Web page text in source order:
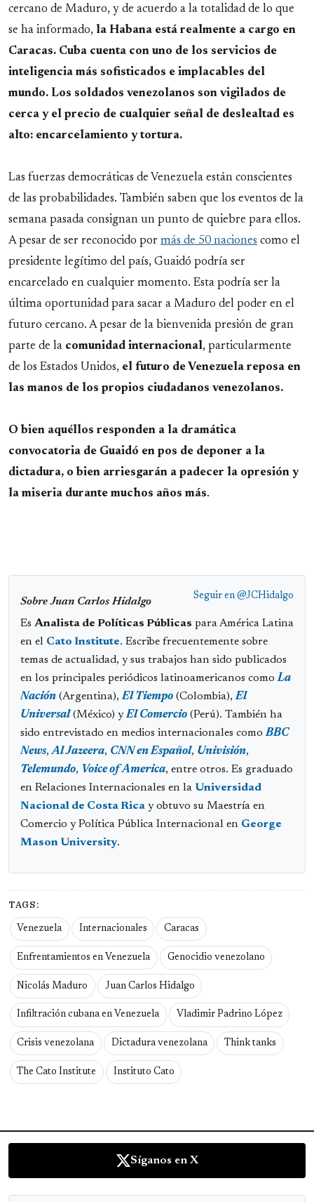
cercano de Maduro, y de acuerdo a la totalidad de lo que
se ha informado, la Habana está realmente a cargo en
Caracas. Cuba cuenta con uno de los servicios de
inteligencia más sofisticados e implacables del
mundo. Los soldados venezolanos son vigilados de
cerca y el precio de cualquier señal de deslealtad es
alto: encarcelamiento y tortura.
Las fuerzas democráticas de Venezuela están conscientes
de las probabilidades. También saben que los eventos de la
semana pasada consignan un punto de quiebre para ellos.
A pesar de ser reconocido por más de 50 naciones como el
presidente legítimo del país, Guaidó podría ser
encarcelado en cualquier momento. Esta podría ser la
última oportunidad para sacar a Maduro del poder en el
futuro cercano. A pesar de la bienvenida presión de gran
parte de la comunidad internacional, particularmente
de los Estados Unidos, el futuro de Venezuela reposa en
las manos de los propios ciudadanos venezolanos.
O bien aquéllos responden a la dramática
convocatoria de Guaidó en pos de deponer a la
dictadura, o bien arriesgarán a padecer la opresión y
la miseria durante muchos años más.
Seguir en @JCHidalgo
Sobre Juan Carlos Hidalgo
Es Analista de Políticas Públicas para América Latina
en el Cato Institute. Escribe frecuentemente sobre
temas de actualidad, y sus trabajos han sido publicados
en los principales periódicos latinoamericanos comoLa
Nación (Argentina),El Tiempo (Colombia),El
Universal(México) yEl Comercio (Perú). También ha
sido entrevistado en medios internacionales comoBBC
News,Al Jazeera, CNN en Español, Univisión,
Telemundo, Voice of America, entre otros. Es graduado
en Relaciones Internacionales en la Universidad
Nacional de Costa Rica y obtuvo su Maestría en
Comercio y Política Pública Internacional en George
Mason University.
TAGS:
Venezuela Internacionales Caracas
Enfrentamientos en Venezuela Genocidio venezolano
Nicolás Maduro Juan Carlos Hidalgo
Infiltración cubana en Venezuela Vladimir Padrino López
Crisis venezolana Dictadura venezolana Think tanks
The Cato Institute Instituto Cato
Síganos en X